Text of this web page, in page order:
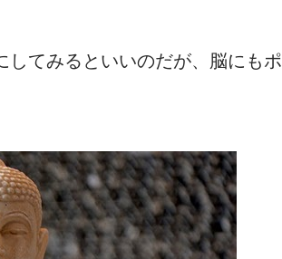
てみるといいのだが、脳にもポ